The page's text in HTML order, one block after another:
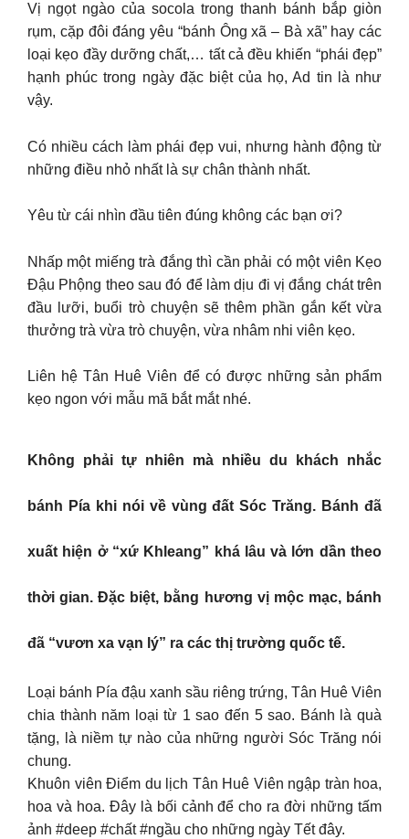
Vị ngọt ngào của socola trong thanh bánh bắp giòn
rụm, cặp đôi đáng yêu “bánh Ông xã – Bà xã” hay các
loại kẹo đầy dưỡng chất,… tất cả đều khiến “phái đẹp”
hạnh phúc trong ngày đặc biệt của họ, Ad tin là như
vậy.
Có nhiều cách làm phái đẹp vui, nhưng hành động từ
những điều nhỏ nhất là sự chân thành nhất.
Yêu từ cái nhìn đầu tiên đúng không các bạn ơi?
Nhấp một miếng trà đắng thì cần phải có một viên Kẹo
Đậu Phộng theo sau đó để làm dịu đi vị đắng chát trên
đầu lưỡi, buổi trò chuyện sẽ thêm phần gắn kết vừa
thưởng trà vừa trò chuyện, vừa nhâm nhi viên kẹo.
Liên hệ Tân Huê Viên để có được những sản phẩm
kẹo ngon với mẫu mã bắt mắt nhé.
Không phải tự nhiên mà nhiều du khách nhắc
bánh Pía khi nói về vùng đất Sóc Trăng. Bánh đã
xuất hiện ở “xứ Khleang” khá lâu và lớn dần theo
thời gian. Đặc biệt, bằng hương vị mộc mạc, bánh
đã “vươn xa vạn lý” ra các thị trường quốc tế.
Loại bánh Pía đậu xanh sầu riêng trứng, Tân Huê Viên
chia thành năm loại từ 1 sao đến 5 sao. Bánh là quà
tặng, là niềm tự nào của những người Sóc Trăng nói
chung.
Khuôn viên Điểm du lịch Tân Huê Viên ngập tràn hoa,
hoa và hoa. Đây là bối cảnh để cho ra đời những tấm
ảnh #deep #chất #ngầu cho những ngày Tết đây.